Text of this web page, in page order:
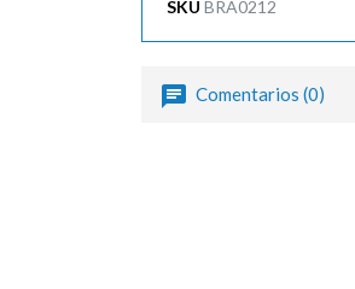
SKU BRA0212
Comentarios (0)